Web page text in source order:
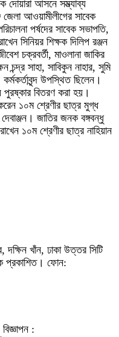
আসনে সম্ভ্যাব্য
আওয়ামীলীগের সাবেক
পর্ষদের সাবেক সভাপতি,
সিনিয়র শিক্ষক দিলিপ রঞ্জন
চক্রবর্তী, মাওলানা জাকির
সাহা, সাবিকুন নাহার, সুমি
কর্মকর্তাবৃন্দ উপস্থিত ছিলেন।
পুরষ্কার বিতরণ করা হয়।
১০ম শ্রেণীর ছাত্র মুগ্ধ
জাতির জনক বঙ্গবন্ধু
১০ম শ্রেণীর ছাত্র নাহিয়ান
খাঁন, ঢাকা উত্তর সিটি
প্রকাশিত। ফোন:
: